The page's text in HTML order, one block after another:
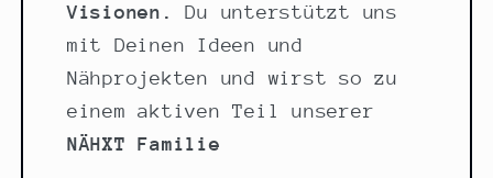
Visionen.
Du unterstützt uns
mit Deinen Ideen und
Nähprojekten und wirst so zu
einem aktiven Teil unserer
NÄHXT Familie